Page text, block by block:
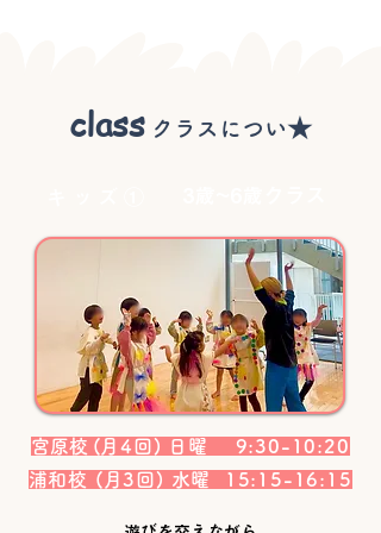
class​クラスについ★
宮原校 (月4回) 日曜 9:30-10:20
浦和校 (月3回) 水曜 15:15-16:15